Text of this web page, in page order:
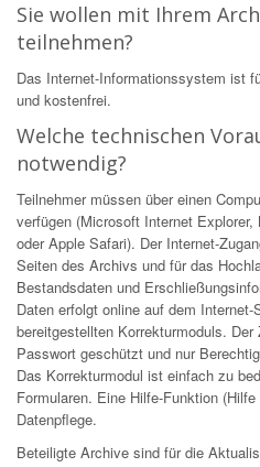
Sie wollen mit Ihrem
teilnehmen?
Das Internet-Informationssystem ist
und kostenfrei.
Welche technischen
notwendig?
Teilnehmer müssen über einen
verfügen (Microsoft Internet
oder Apple Safari). Der Internet-
Seiten des Archivs und für das
Bestandsdaten und
Daten erfolgt online auf dem
bereitgestellten Korrekturmoduls.
Passwort geschützt und nur
Das Korrekturmodul ist einfach zu
Formularen. Eine Hilfe-Funktion
Datenpflege.
Beteiligte Archive sind für die